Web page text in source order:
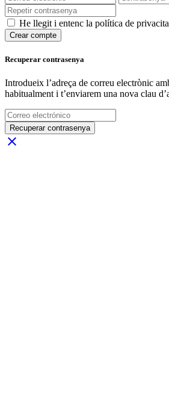
He llegit i entenc la política de
Crear compte
Recuperar contrasenya
Introdueix l’adreça de correu electrònic
habitualment i t’enviarem una nova clau
Recuperar contrasenya
close